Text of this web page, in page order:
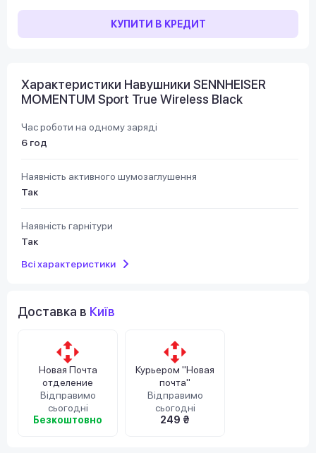
КУПИТИ В КРЕДИТ
Характеристики Навушники SENNHEISER
MOMENTUM Sport True Wireless Black
Час роботи на одному заряді
6 год
Наявність активного шумозаглушення
Так
Наявність гарнітури
Так
Всі характеристики
Доставка в Київ
Новая Почта
отделение
Відправимо
сьогодні
Безкоштовно
Курьером "Новая
почта"
Відправимо
сьогодні
249 ₴